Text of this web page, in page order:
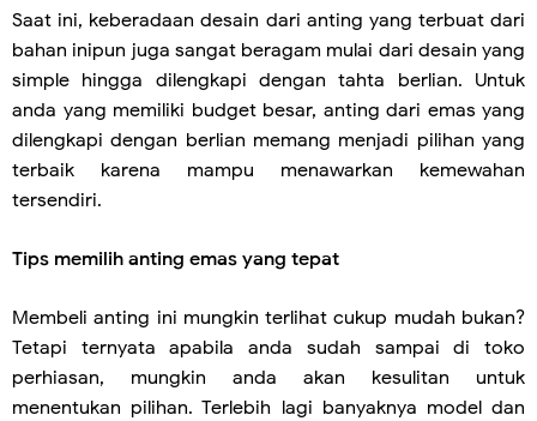
Saat ini, keberadaan desain dari anting yang terbuat dari
bahan inipun juga sangat beragam mulai dari desain yang
simple hingga dilengkapi dengan tahta berlian. Untuk
anda yang memiliki budget besar, anting dari emas yang
dilengkapi dengan berlian memang menjadi pilihan yang
terbaik karena mampu menawarkan kemewahan
tersendiri.
Tips memilih anting emas yang tepat
Membeli anting ini mungkin terlihat cukup mudah bukan?
Tetapi ternyata apabila anda sudah sampai di toko
perhiasan, mungkin anda akan kesulitan untuk
menentukan pilihan. Terlebih lagi banyaknya model dan